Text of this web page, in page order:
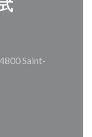
Saint-
口中打开))
新窗口中打开))
((在新窗口中